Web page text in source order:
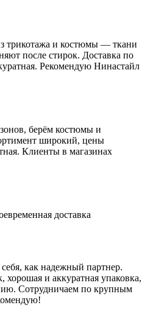
трикотажа и костюмы — ткани
после стирок. Доставка по
Рекомендую Нинастайл
берём костюмы и
широкий, цены
Клиенты в магазинах
доставка
как надежный партнер.
хорошая и аккуратная упаковка,
Сотрудничаем по крупным